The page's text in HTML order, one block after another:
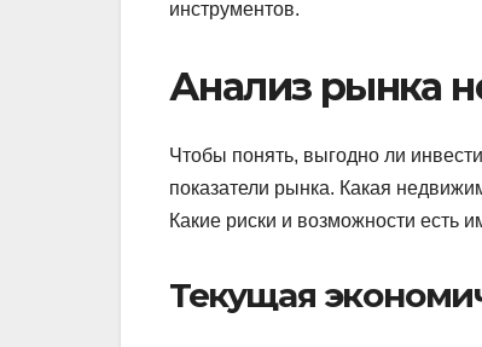
инструментов.
Анализ рынка
Чтобы понять, выгодно ли
показатели рынка. Какая
Какие риски и возможности есть
Текущая